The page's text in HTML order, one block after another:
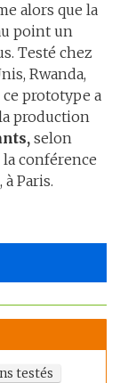
alors que la
point un
Testé chez
Rwanda,
ce prototype a
production
selon
conférence
Paris.
testés